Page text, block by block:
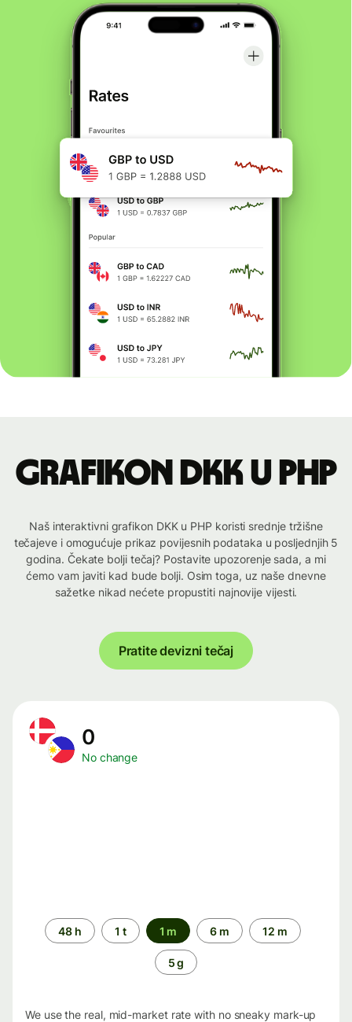
Grafikon DKK u PHP
Naš interaktivni grafikon DKK u PHP koristi srednje tržišne
tečajeve i omogućuje prikaz povijesnih podataka u posljednjih 5
godina. Čekate bolji tečaj? Postavite upozorenje sada, a mi
ćemo vam javiti kad bude bolji. Osim toga, uz naše dnevne
sažetke nikad nećete propustiti najnovije vijesti.
Pratite devizni tečaj
0
No change
Time
period
48 h 1 t 1 m 6 m 12 m
5 g
We use the real, mid-market rate with no sneaky mark-up